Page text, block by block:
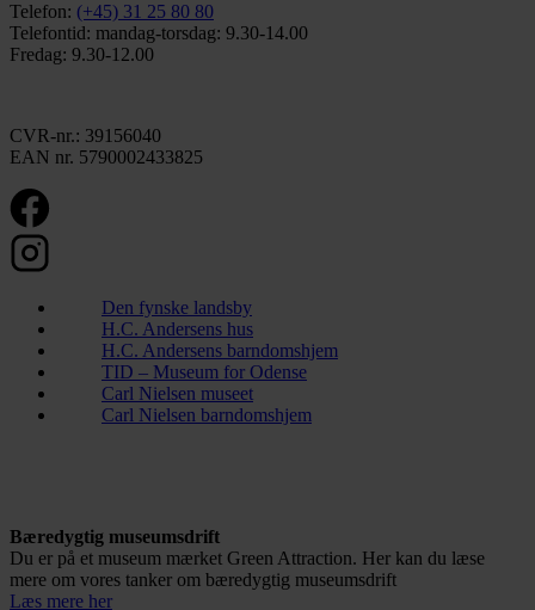
Telefon: (+45) 31 25 80 80
Telefontid: mandag-torsdag: 9.30-14.00
Fredag: 9.30-12.00
CVR-nr.: 39156040
EAN nr. 5790002433825
Den fynske landsby
H.C. Andersens hus
H.C. Andersens barndomshjem
TID – Museum for Odense
Carl Nielsen museet
Carl Nielsen barndomshjem
Bæredygtig museumsdrift
Du er på et museum mærket Green Attraction. Her kan du læse
mere om vores tanker om bæredygtig museumsdrift
Læs mere her